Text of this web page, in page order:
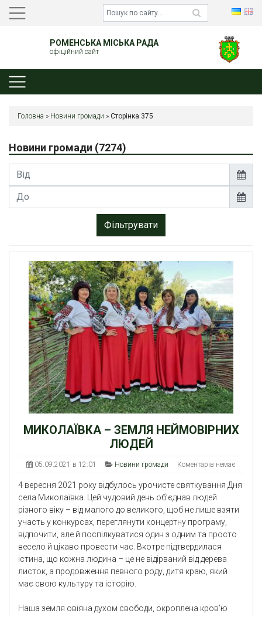
РОМЕНСЬКА МІСЬКА РАДА
офіційний сайт
Головна » Новини громади » Сторінка 375
Новини громади (7274)
МИКОЛАЇВКА – ЗЕМЛЯ НЕЙМОВІРНИХ
ЛЮДЕЙ
05.09.2021 в 12:01 Новини громади Коментарів немає
4 вересня 2021 року відбулось урочисте святкування Дня
села Миколаївка. Цей чудовий день об’єднав людей
різного віку – від малого до великого, щоб не лише взяти
участь у конкурсах, переглянути концертну програму,
відпочити, але й поспілкуватися один з одним та просто
весело й цікаво провести час. Вкотре підтвердилася
істина, що кожна людина – це не відірваний від дерева
листок, а продовження певного роду, дитя краю, який
має свою культуру та історію.
Наша земля овіяна духом свободи, окроплена кров’ю